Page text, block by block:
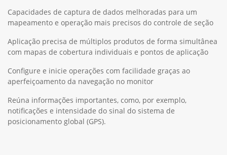
Capacidades de captura de dados melhoradas para um
mapeamento e operação mais precisos do controle de seção
Aplicação precisa de múltiplos produtos de forma simultânea
com mapas de cobertura individuais e pontos de aplicação
Configure e inicie operações com facilidade graças ao
aperfeiçoamento da navegação no monitor
Reúna informações importantes, como, por exemplo,
notificações e intensidade do sinal do sistema de
posicionamento global (GPS).